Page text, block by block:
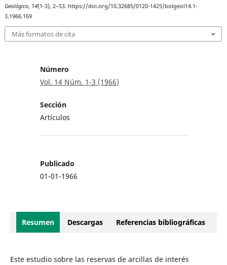
Geológico, 14(1-3), 2–53. https://doi.org/10.32685/0120-1425/bolgeol14.1-
3.1966.169
Más formatos de cita
Número
Vol. 14 Núm. 1-3 (1966)
Sección
Artículos
Publicado
01-01-1966
Resumen Descargas Referencias bibliográficas
Este estudio sobre las reservas de arcillas de interés